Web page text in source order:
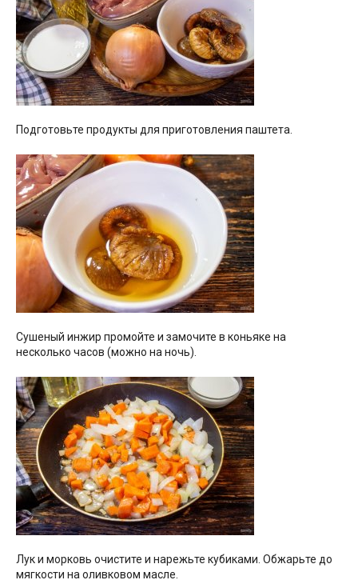
Подготовьте продукты для приготовления паштета.
Сушеный инжир промойте и замочите в коньяке на
несколько часов (можно на ночь).
Лук и морковь очистите и нарежьте кубиками. Обжарьте до
мягкости на оливковом масле.